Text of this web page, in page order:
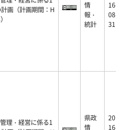
画（計画期間：H
情
報・
統計
16-
08-
31
理・経営に係る1
県政
情
20
16-